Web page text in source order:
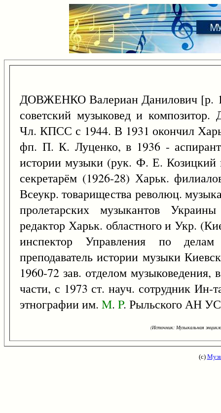
ДОВЖЕНКО Валериан Данилович [р.
советский музыковед и композитор.
Чл. КПСС с 1944. В 1931 окончил
фп. П. К. Луценко, в 1936 -
истории музыки (рук. Ф. Е.
секретарём (1926-28) Харьк.
Всеукр. товарищества революц.
пролетарских музыкантов
редактор Харьк. областного и Укр.
инспектор Управления по
преподаватель истории музыки
1960-72 зав. отделом музыковедения,
части, с 1973 ст. науч. сотрудник Ин-
этнографии им. M. P. Рыльского АН
(Источник: Музыкальная
(с)